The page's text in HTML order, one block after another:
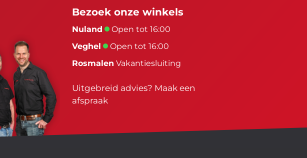
Bezoek onze winkels
Nuland
Open tot 16:00
Veghel
Open tot 16:00
Rosmalen Vakantiesluiting
Uitgebreid advies? Maak een
afspraak